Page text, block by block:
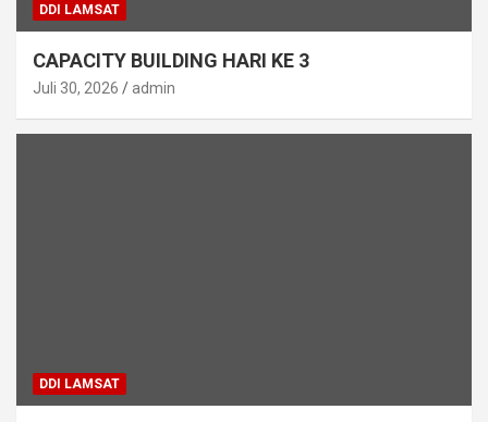
DDI LAMSAT
CAPACITY BUILDING HARI KE 3
Juli 30, 2026 admin
DDI LAMSAT